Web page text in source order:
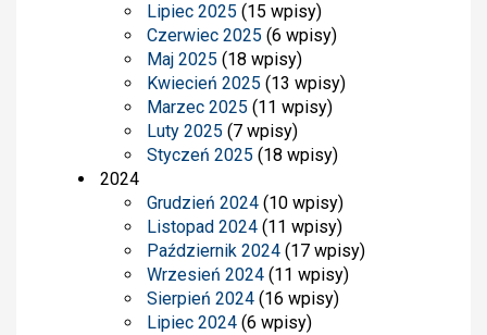
Lipiec 2025 (15 wpisy)
Czerwiec 2025 (6 wpisy)
Maj 2025 (18 wpisy)
Kwiecień 2025 (13 wpisy)
Marzec 2025 (11 wpisy)
Luty 2025 (7 wpisy)
Styczeń 2025 (18 wpisy)
2024
Grudzień 2024 (10 wpisy)
Listopad 2024 (11 wpisy)
Październik 2024 (17 wpisy)
Wrzesień 2024 (11 wpisy)
Sierpień 2024 (16 wpisy)
Lipiec 2024 (6 wpisy)